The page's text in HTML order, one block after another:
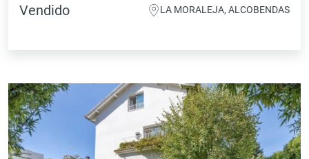
Vendido LA MORALEJA, ALCOBENDAS